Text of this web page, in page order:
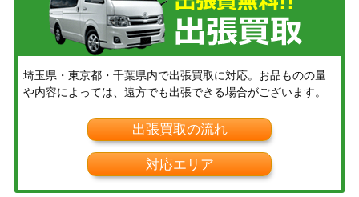
埼玉県・東京都・千葉県内で出張買取に対応。お品ものの量
や内容によっては、遠方でも出張できる場合がございます。
出張買取の流れ
対応エリア